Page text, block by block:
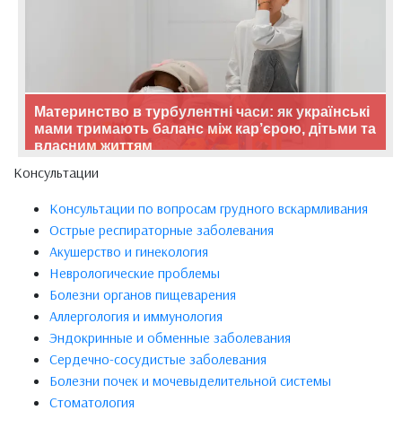
Материнство в турбулентні часи: як українські
мами тримають баланс між кар’єрою, дітьми та
власним життям
Консультации
Консультации по вопросам грудного вскармливания
Острые респираторные заболевания
Акушерство и гинекология
Неврологические проблемы
Болезни органов пищеварения
Аллергология и иммунология
Эндокринные и обменные заболевания
Сердечно-сосудистые заболевания
Болезни почек и мочевыделительной системы
Стоматология